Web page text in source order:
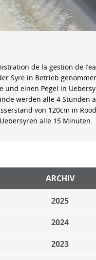
de la gestion de
Syre in Betrieb
und einen Pegel in
werden alle 4 Stunden
von 120cm in
alle 15 Minuten.
ARCHIV
2025
2024
2023